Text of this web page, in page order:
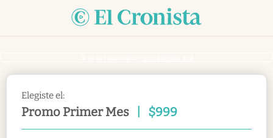
Elegiste el:
Promo Primer Mes $999